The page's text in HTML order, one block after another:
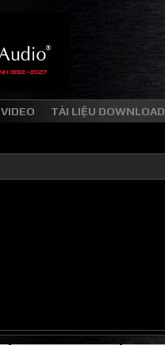
VIDEO TÀI LIỆU DOWNLOAD